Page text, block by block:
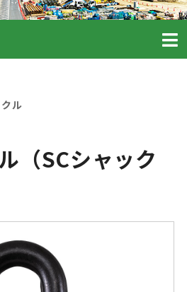
ル
（SCシャック